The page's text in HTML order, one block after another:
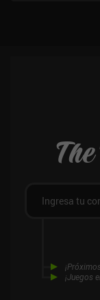
¡Juegos